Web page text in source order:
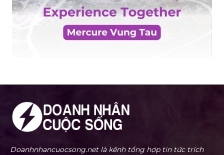
Doanhnhancuocsong.net là kênh tổng hợp tin tức trích